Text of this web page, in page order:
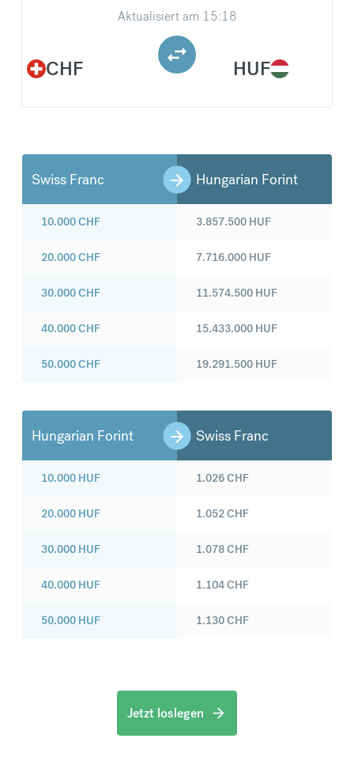
CHF
Aktualisiert am 15:18
HUF
Swiss Franc Hungarian Forint
10.000CHF
20.000CHF
30.000CHF
40.000CHF
50.000CHF
3.857.500 HUF
7.716.000 HUF
11.574.500 HUF
15.433.000 HUF
19.291.500 HUF
Hungarian Forint Swiss Franc
10.000 HUF
20.000 HUF
30.000 HUF
40.000 HUF
50.000 HUF
1.026CHF
1.052CHF
1.078CHF
1.104CHF
1.130CHF
Jetzt loslegen